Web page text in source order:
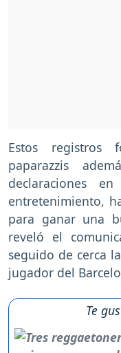
Estos registros
paparazzis
declaraciones
entretenimiento,
para ganar una
reveló el
seguido de cerca
jugador del
Te